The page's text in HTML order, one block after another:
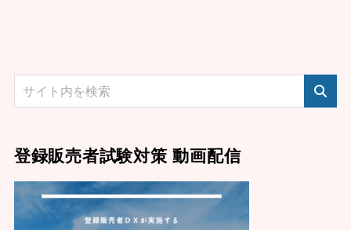
登録販売者試験対策 動画配信